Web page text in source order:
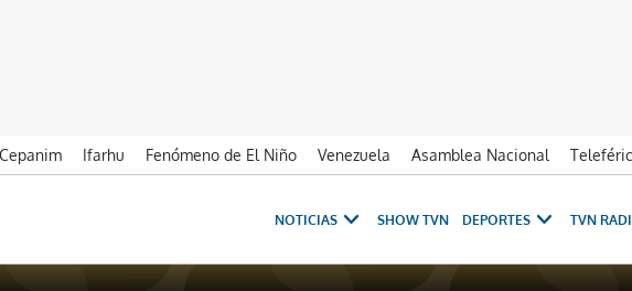
Cepanim Ifarhu Fenómeno de El Niño Venezuela Asamblea Nacional
NOTICIAS SHOW TVN DEPORTES TVN